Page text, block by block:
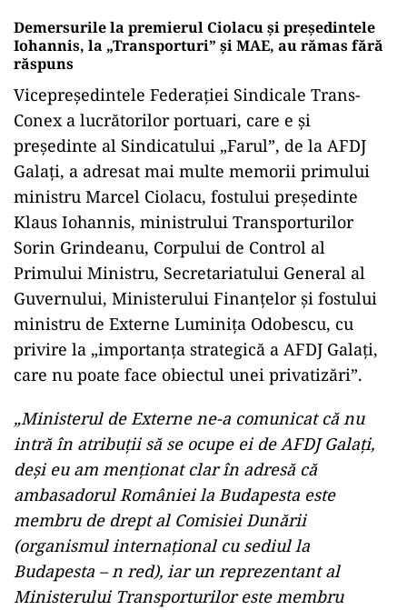
Demersurile la premierul Ciolacu și președintele
Iohannis, la „Transporturi” și MAE, au rămas fără
răspuns
Vicepreședintele Federației Sindicale Trans-
Conex a lucrătorilor portuari, care e și
președinte al Sindicatului „Farul”, de la AFDJ
Galați, a adresat mai multe memorii primului
ministru Marcel Ciolacu, fostului președinte
Klaus Iohannis, ministrului Transporturilor
Sorin Grindeanu, Corpului de Control al
Primului Ministru, Secretariatului General al
Guvernului, Ministerului Finanțelor și fostului
ministru de Externe Luminița Odobescu, cu
privire la „importanța strategică a AFDJ Galați,
care nu poate face obiectul unei privatizări”.
„Ministerul de Externe ne-a comunicat că nu
intră în atribuții să se ocupe ei de AFDJ Galați,
deși eu am menționat clar în adresă că
ambasadorul României la Budapesta este
membru de drept al Comisiei Dunării
(organismul internațional cu sediul la
Budapesta – n red), iar un reprezentant al
Ministerului Transporturilor este membru